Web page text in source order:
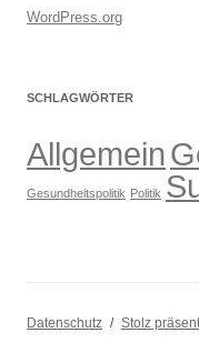
WordPress.org
SCHLAGWÖRTER
Allgemein
Gesundheitspolitik Politik
Datenschutz Stolz